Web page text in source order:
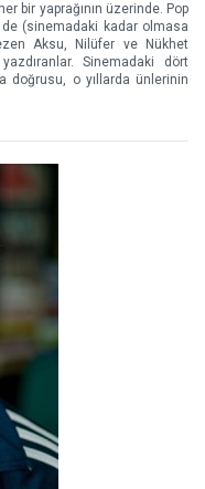
bir yaprağının üzerinde. Pop
(sinemadaki kadar olmasa
Aksu, Nilüfer ve Nükhet
Sinemadaki dört
doğrusu, o yıllarda ünlerinin